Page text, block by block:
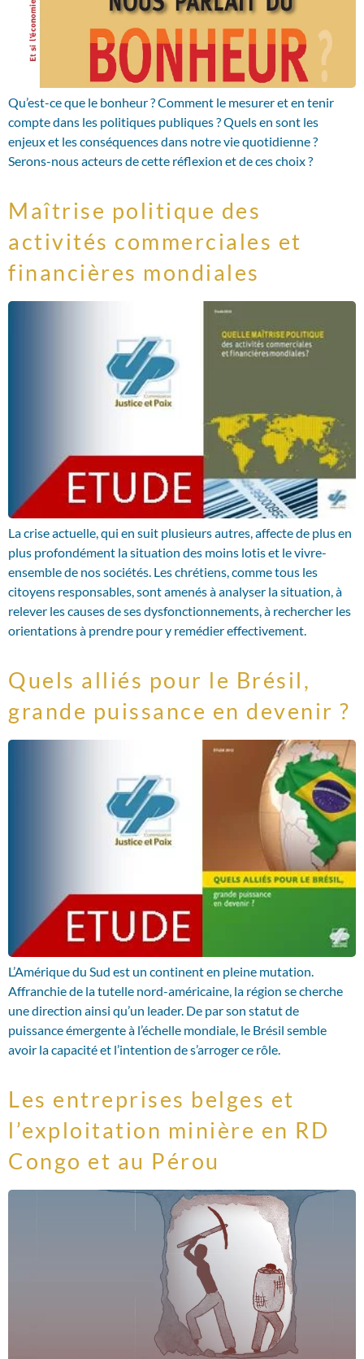
Qu’est-ce que le bonheur ? Comment le mesurer et en tenir
compte dans les politiques publiques ? Quels en sont les
enjeux et les conséquences dans notre vie quotidienne ?
Serons-nous acteurs de cette réflexion et de ces choix ?
Maîtrise politique des
activités commerciales et
financières mondiales
La crise actuelle, qui en suit plusieurs autres, affecte de plus en
plus profondément la situation des moins lotis et le vivre-
ensemble de nos sociétés. Les chrétiens, comme tous les
citoyens responsables, sont amenés à analyser la situation, à
relever les causes de ses dysfonctionnements, à rechercher les
orientations à prendre pour y remédier effectivement.
Quels alliés pour le Brésil,
grande puissance en devenir ?
L’Amérique du Sud est un continent en pleine mutation.
Affranchie de la tutelle nord-américaine, la région se cherche
une direction ainsi qu’un leader. De par son statut de
puissance émergente à l’échelle mondiale, le Brésil semble
avoir la capacité et l’intention de s’arroger ce rôle.
Les entreprises belges et
l’exploitation minière en RD
Congo et au Pérou